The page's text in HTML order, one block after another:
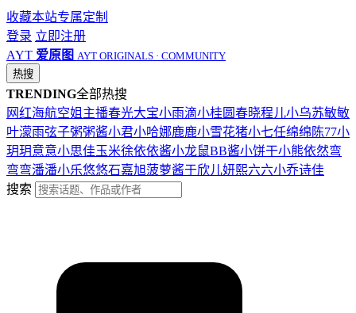
收藏本站专属定制
登录 立即注册
AYT 爱原图 AYT ORIGINALS · COMMUNITY
热搜
TRENDING全部热搜
网红海航空姐 主播春光大宝小雨滴小桂圆春晓程儿小乌苏敏敏
叶濛雨弦子粥粥酱小君小哈娜鹿鹿小雪花猪小七任绵绵 陈77小
玥玥意意小思佳玉米徐依依酱小龙鼠BB酱小饼干小熊依然弯
弯弯潘潘小乐悠悠石嘉旭菠萝酱于欣儿妍熙六六小乔诗佳
搜索